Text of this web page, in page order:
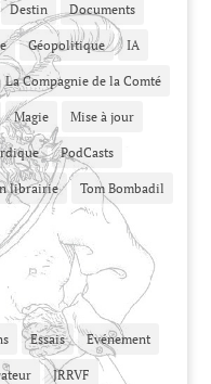
Destin Documents
Géopolitique IA
La Compagnie de la Comté
Magie Mise à jour
PodCasts
librairie Tom Bombadil
Essais Evénement
JRRVF